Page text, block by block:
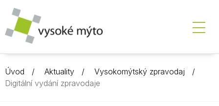
Úvod Aktuality
Vysokomýtský zpravodaj
Digitální vydání zpravodaje